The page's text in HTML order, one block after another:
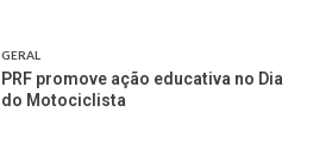
GERAL
PRF promove ação educativa no Dia
do Motociclista